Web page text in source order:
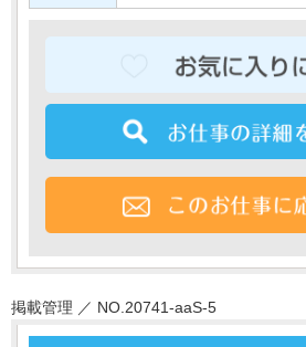
掲載管理 ／ NO.20741-aaS-5